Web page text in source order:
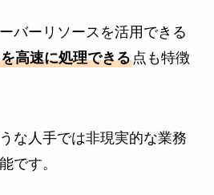
バーリソースを活用できる
高速に処理できる点も特徴
な人手では非現実的な業務
です。